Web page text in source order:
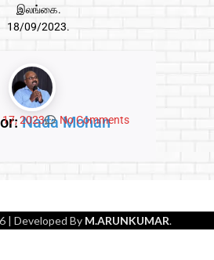
இலங்கை.
18/09/2023.
Nada Mohan
2023 No Comments
| Developed By M.ARUNKUMAR.